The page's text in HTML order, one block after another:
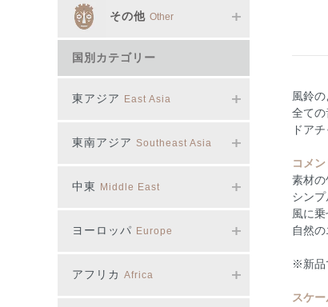
その他Other
国別カテゴリー
東アジア East Asia
東南アジア Southeast Asia
中東 Middle East
ヨーロッパ Europe
アフリカ Africa
風鈴
全ての
ドア
コメン
素材の
シン
風に
自然
※新品
スケ